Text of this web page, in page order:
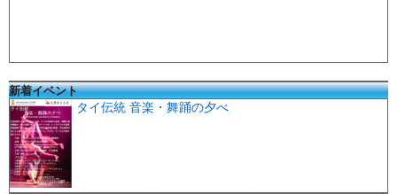
新着イベント
タイ伝統 音楽・舞踊の夕べ